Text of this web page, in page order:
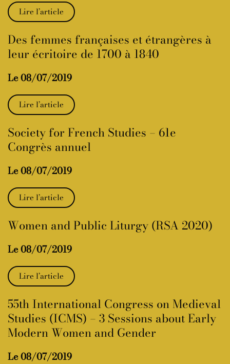
Lire l’article
Des femmes françaises et étrangères à
leur écritoire de 1700 à 1840
Le 08/07/2019
Lire l’article
Society for French Studies – 61e
Congrès annuel
Le 08/07/2019
Lire l’article
Women and Public Liturgy (RSA 2020)
Le 08/07/2019
Lire l’article
55th International Congress on Medieval
Studies (ICMS) – 3 Sessions about Early
Modern Women and Gender
Le 08/07/2019